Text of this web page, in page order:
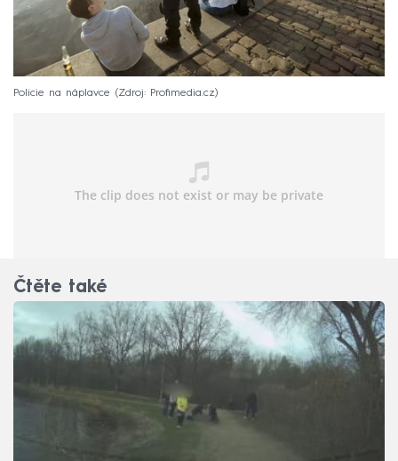
Policie na náplavce Zdroj: Profimedia.cz
Čtěte také